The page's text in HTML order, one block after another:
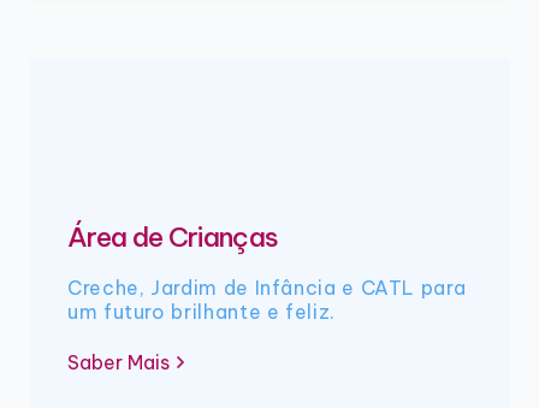
Área de Crianças
Creche, Jardim de Infância e CATL para
um futuro brilhante e feliz.
Saber Mais